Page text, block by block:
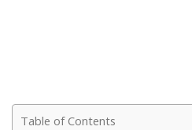
Table of Contents